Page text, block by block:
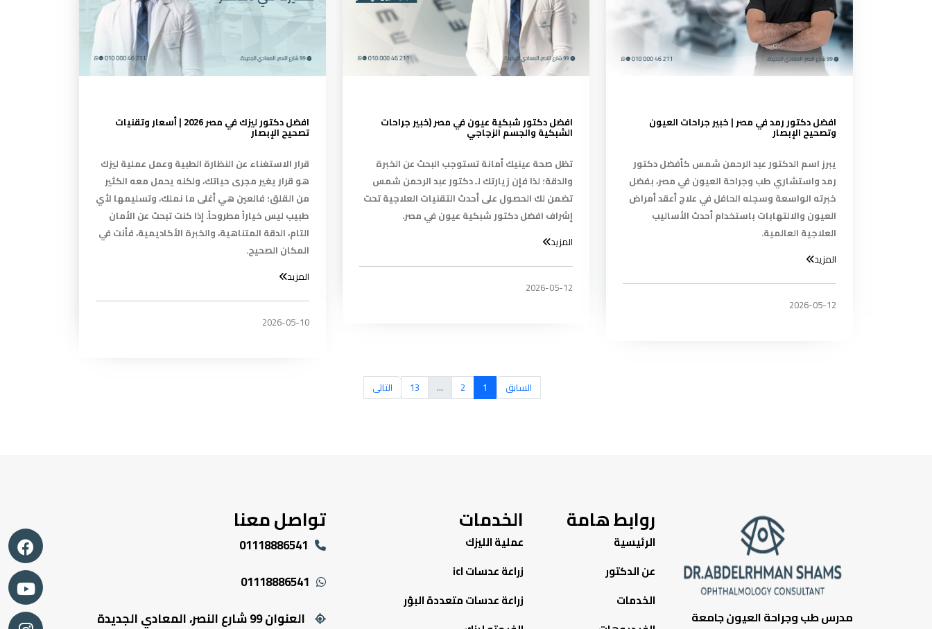
افضل دكتور رمد في مصر | خبير جراحات العيون
وتصحيح الإبصار
يبرز اسم الدكتور عبد الرحمن شمس كأفضل دكتور
رمد واستشاري طب وجراحة العيون في مصر، بفضل
خبرته الواسعة وسجله الحافل في علاج أعقد أمراض
العيون والالتهابات باستخدام أحدث الأساليب
العلاجية العالمية.
المزيد
2026-05-12
افضل دكتور شبكية عيون في مصر (خبير جراحات
الشبكية والجسم الزجاجي
تظل صحة عينيك أمانة تستوجب البحث عن الخبرة
والدقة؛ لذا فإن زيارتك لـ دكتور عبد الرحمن شمس
تضمن لك الحصول على أحدث التقنيات العلاجية تحت
إشراف افضل دكتور شبكية عيون في مصر.
المزيد
2026-05-12
افضل دكتور ليزك في مصر 2026 | أسعار وتقنيات
تصحيح الإبصار
قرار الاستغناء عن النظارة الطبية وعمل عملية ليزك
هو قرار يغير مجرى حياتك، ولكنه يحمل معه الكثير
من القلق؛ فالعين هي أغلى ما نملك، وتسليمها لأي
طبيب ليس خياراً مطروحاً. إذا كنت تبحث عن الأمان
التام، الدقة المتناهية، والخبرة الأكاديمية، فأنت في
المكان الصحيح.
المزيد
2026-05-10
السابق 1
2
...
13 التالى
مدرس طب وجراحة العيون جامعة
روابط هامة
الرئيسية
عن الدكتور
الخدمات
الخدمات
عملية الليزك
زراعة عدسات icl
زراعة عدسات متعددة البؤر
تواصل معنا
01118886541
01118886541
العنوان 99 شارع النصر، المعادي الجديدة